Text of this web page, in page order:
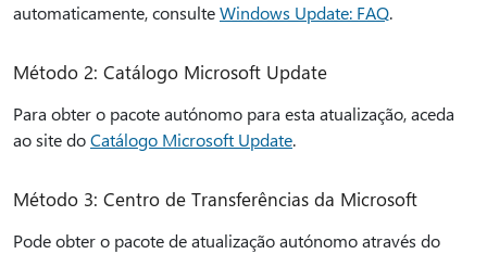
automaticamente, consulteWindows Update: FAQ.
Método 2: Catálogo Microsoft Update
Para obter o pacote autónomo para esta atualização, aceda
ao site doCatálogo Microsoft Update.
Método 3: Centro de Transferências da Microsoft
Pode obter o pacote de atualização autónomo através do